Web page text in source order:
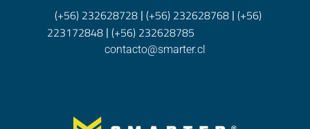
(+56) 232628728| (+56) 232628768| (+56)
223172848| (+56) 232628785
contacto@smarter.cl